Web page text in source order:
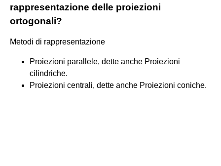
rappresentazione delle proiezioni
ortogonali?
Metodi di rappresentazione
Proiezioni parallele, dette anche Proiezioni
cilindriche.
Proiezioni centrali, dette anche Proiezioni coniche.